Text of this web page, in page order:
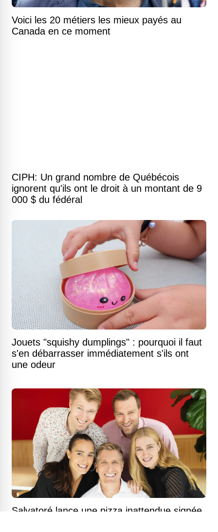
Voici les 20 métiers les mieux payés au
Canada en ce moment
CIPH: Un grand nombre de Québécois
ignorent qu'ils ont le droit à un montant de 9
000 $ du fédéral
Jouets "squishy dumplings" : pourquoi il faut
s'en débarrasser immédiatement s'ils ont
une odeur
Salvatoré lance une pizza inattendue signée